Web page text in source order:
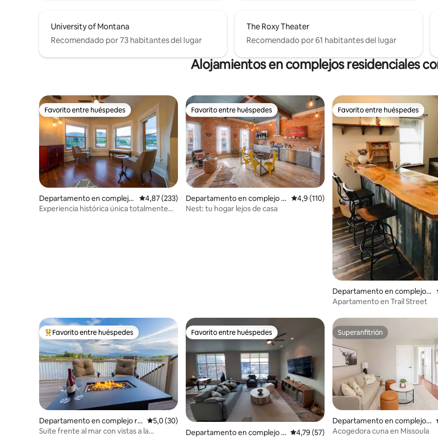
University of Montana
Recomendado por 73 habitantes del lugar
The Roxy Theater
Recomendado por 61 habitantes del lugar
Alojamientos en complejos residenciales
Favorito entre huéspedes
Favorito entre huéspedes
Departamento en complejo
residencial en Missoula
Calificación promedio: 4,87 de 5. 233 evaluaciones
4,87 (233)
Experiencia histórica única totalmente
Favorito entre huéspedes
Favorito entre huéspedes
Departamento en complejo r
esidencial en Missoula
Calificación promedio: 4,9 de 5. 110
4,9 (110)
Nest: tu hogar lejos de casa
Favorito entre huéspedes
Favorito entre huéspedes
Departamento en complejo r
esidencial en Missoula
Apartamento en Trail Street
Favorito entre los huéspedes más destacados
Favorito entre huéspedes
Departamento en complejo re
sidencial en Missoula
Calificación promedio: 5,0 de 5. 30 evaluaciones
5,0 (30)
Suite frente al mar con vistas a la
Favorito entre huéspedes
Favorito entre huéspedes
Departamento en complejo r
Calificación promedio: 4,79 de 5. 57
4,79 (57)
Superanfitrión
Superanfitrión
Departamento en complejo r
esidencial en Missoula
Acogedora cuna en Missoula